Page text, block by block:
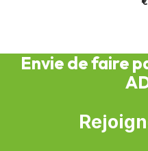
Envie de faire